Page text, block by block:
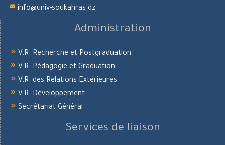
info@univ-soukahras.dz
Administration
V.R. Recherche et Postgraduation
V.R. Pédagogie et Graduation
V.R. des Relations Extérieures
V.R. Développement
Secrétariat Général
Services de liaison